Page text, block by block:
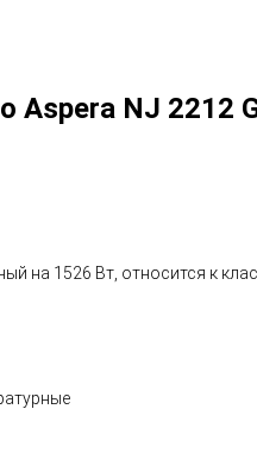
Aspera NJ 2212
на 1526 Вт, относится к